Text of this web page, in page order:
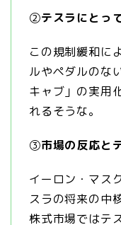
②テスラにとっ
この規制緩和に
ルやペダルのな
キャブ」の実用
れるそうな。
③市場の反応と
イーロン・マス
スラの将来の中
株式市場ではテ